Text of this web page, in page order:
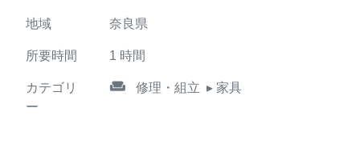
地域 奈良県
所要時間 1 時間
カテゴリ
ー
weekend 修理・組立 ▸ 家具